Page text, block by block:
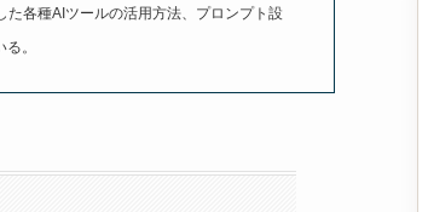
各種AIツールの活用方法、プロンプト設
。